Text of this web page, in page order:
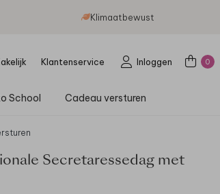
Klimaatbewust
Klantenservice Inloggen 0
School Cadeau versturen
Secretaressedag met